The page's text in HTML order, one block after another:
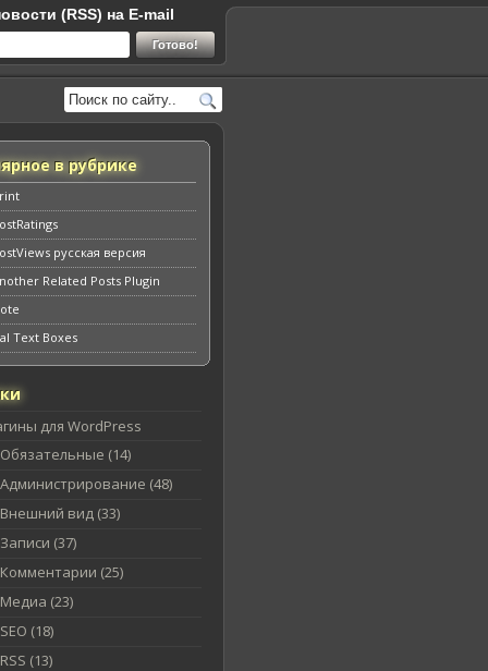
(RSS) на E-mail
в рубрике
русская версия
Related Posts Plugin
Text Boxes
для WordPress
Обязательные (14)
Администрирование (48)
Внешний вид (33)
Записи (37)
Комментарии (25)
Медиа (23)
SEO (18)
RSS (13)